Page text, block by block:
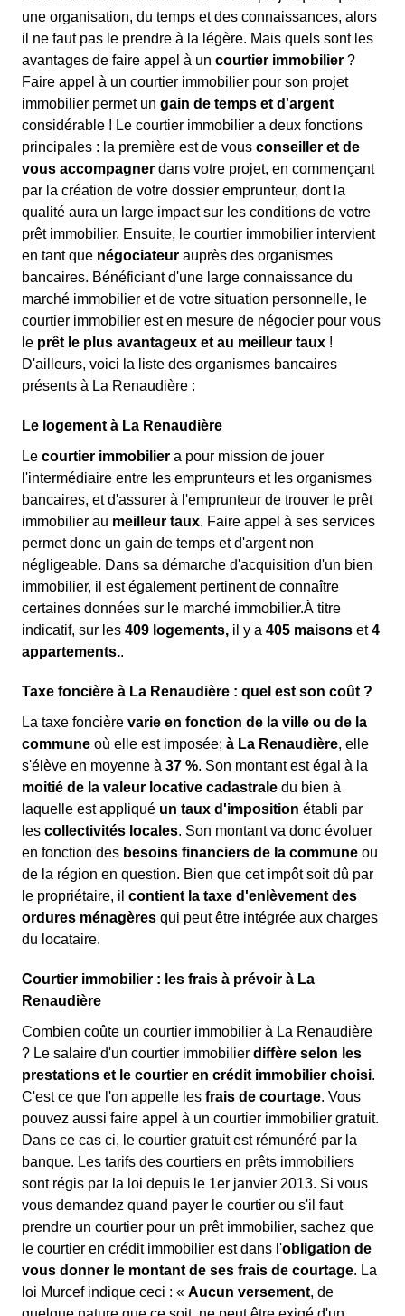
une organisation, du temps et des connaissances, alors
il ne faut pas le prendre à la légère. Mais quels sont les
avantages de faire appel à un courtier immobilier ?
Faire appel à un courtier immobilier pour son projet
immobilier permet un gain de temps et d'argent
considérable ! Le courtier immobilier a deux fonctions
principales : la première est de vous conseiller et de
vous accompagner dans votre projet, en commençant
par la création de votre dossier emprunteur, dont la
qualité aura un large impact sur les conditions de votre
prêt immobilier. Ensuite, le courtier immobilier intervient
en tant que négociateur auprès des organismes
bancaires. Bénéficiant d'une large connaissance du
marché immobilier et de votre situation personnelle, le
courtier immobilier est en mesure de négocier pour vous
le prêt le plus avantageux et au meilleur taux !
D'ailleurs, voici la liste des organismes bancaires
présents à La Renaudière :
Le logement à La Renaudière
Le courtier immobilier a pour mission de jouer
l'intermédiaire entre les emprunteurs et les organismes
bancaires, et d'assurer à l'emprunteur de trouver le prêt
immobilier au meilleur taux. Faire appel à ses services
permet donc un gain de temps et d'argent non
négligeable. Dans sa démarche d'acquisition d'un bien
immobilier, il est également pertinent de connaître
certaines données sur le marché immobilier.À titre
indicatif, sur les 409 logements, il y a 405 maisons et4
appartements..
Taxe foncière à La Renaudière : quel est son coût ?
La taxe foncière varie en fonction de la ville ou de la
commune où elle est imposée; à La Renaudière, elle
s'élève en moyenne à 37 %. Son montant est égal à la
moitié de la valeur locative cadastrale du bien à
laquelle est appliqué un taux d'imposition établi par
les collectivités locales. Son montant va donc évoluer
en fonction des besoins financiers de la commune ou
de la région en question. Bien que cet impôt soit dû par
le propriétaire, il contient la taxe d'enlèvement des
ordures ménagères qui peut être intégrée aux charges
du locataire.
Courtier immobilier : les frais à prévoir à La
Renaudière
Combien coûte un courtier immobilier à La Renaudière
? Le salaire d'un courtier immobilier diffère selon les
prestations et le courtier en crédit immobilier choisi.
C'est ce que l'on appelle les frais de courtage. Vous
pouvez aussi faire appel à un courtier immobilier gratuit.
Dans ce cas ci, le courtier gratuit est rémunéré par la
banque. Les tarifs des courtiers en prêts immobiliers
sont régis par la loi depuis le 1er janvier 2013. Si vous
vous demandez quand payer le courtier ou s'il faut
prendre un courtier pour un prêt immobilier, sachez que
le courtier en crédit immobilier est dans l'obligation de
vous donner le montant de ses frais de courtage. La
loi Murcef indique ceci : « Aucun versement, de